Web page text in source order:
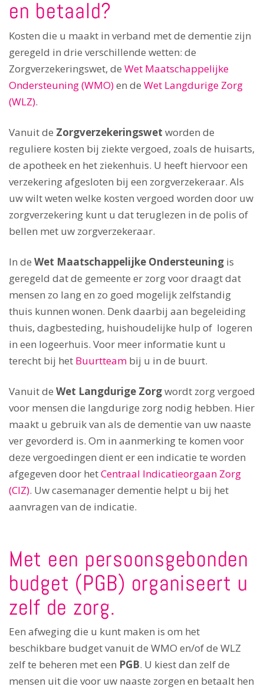
en betaald?
Kosten die u maakt in verband met de dementie zijn
geregeld in drie verschillende wetten: de
Zorgverzekeringswet, de Wet Maatschappelijke
Ondersteuning (WMO)en de Wet Langdurige Zorg
(WLZ).
Vanuit de Zorgverzekeringswet worden de
reguliere kosten bij ziekte vergoed, zoals de huisarts,
de apotheek en het ziekenhuis. U heeft hiervoor een
verzekering afgesloten bij een zorgverzekeraar. Als
uw wilt weten welke kosten vergoed worden door uw
zorgverzekering kunt u dat teruglezen in de polis of
bellen met uw zorgverzekeraar.
In de Wet Maatschappelijke Ondersteuning is
geregeld dat de gemeente er zorg voor draagt dat
mensen zo lang en zo goed mogelijk zelfstandig
thuis kunnen wonen. Denk daarbij aan begeleiding
thuis, dagbesteding, huishoudelijke hulp of logeren
in een logeerhuis. Voor meer informatie kunt u
terecht bij het Buurtteam bij u in de buurt.
Vanuit de Wet Langdurige Zorgwordt zorg vergoed
voor mensen die langdurige zorg nodig hebben. Hier
maakt u gebruik van als de dementie van uw naaste
ver gevorderd is. Om in aanmerking te komen voor
deze vergoedingen dient er een indicatie te worden
afgegeven door hetCentraal Indicatieorgaan Zorg
(CIZ). Uw casemanager dementie helpt u bij het
aanvragen van de indicatie.
Met een persoonsgebonden
budget (PGB) organiseert u
zelf de zorg.
Een afweging die u kunt maken is om het
beschikbare budget vanuit de WMO en/of de WLZ
zelf te beheren met een PGB. U kiest dan zelf de
mensen uit die voor uw naaste zorgen en betaalt hen